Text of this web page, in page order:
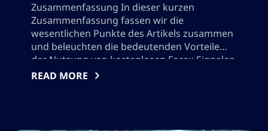
Zusammenfassung In dieser kurzen
Zusammenfassung fassen wir die
wesentlichen Punkte des Artikels zusammen
und beleuchten die bedeutenden Vorteile
der Nutzung von kostenlosen Forex-Signalen
auf Telegram. Durch die Nutzung dieser
READ MORE